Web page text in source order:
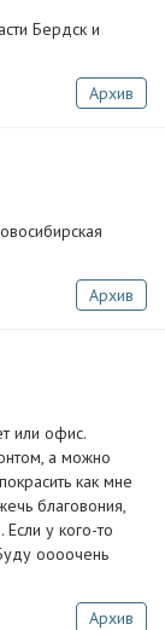
Бердск и
Архив
Архив
или офис.
а можно
как мне
благовония,
Если у кого-то
оооочень
Архив